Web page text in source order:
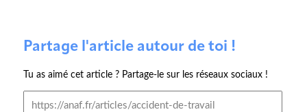
Partage l'article autour de toi !
Tu as aimé cet article ? Partage-le sur les réseaux sociaux !